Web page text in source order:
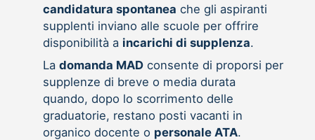
candidatura spontanea che gli aspiranti
supplenti inviano alle scuole per offrire
disponibilità a incarichi di supplenza.
La domanda MADconsente di proporsi per
supplenze di breve o media durata
quando, dopo lo scorrimento delle
graduatorie, restano posti vacanti in
organico docente o personale ATA.